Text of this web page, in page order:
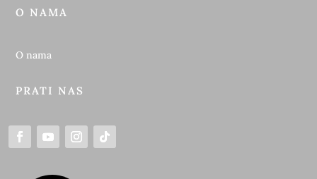
O NAMA
O nama
PRATI NAS